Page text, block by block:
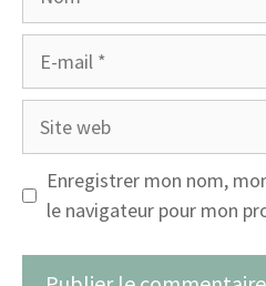
Site
Enregistrer mon nom,
le navigateur pour mon